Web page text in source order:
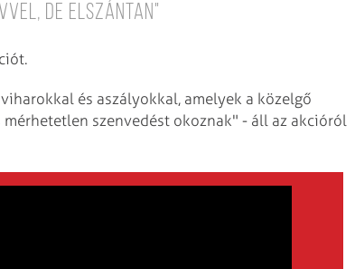
de elszántan"
és aszályokkal, amelyek a közelgő
szenvedést okoznak" - áll az akcióról